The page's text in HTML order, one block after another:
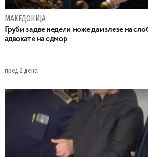
МАКЕДОНИЈА
Груби за две недели може да излезе на
адвокат е на одмор
пред 2 дена